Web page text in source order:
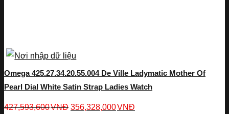
Omega 425.27.34.20.55.004 De Ville Ladymatic Mother Of
Pearl Dial White Satin Strap Ladies Watch
427,593,600VNĐ 356,328,000VNĐ